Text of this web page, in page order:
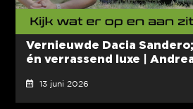
Vernieuwde Dacia
én verrassend luxe |
13 juni 2026